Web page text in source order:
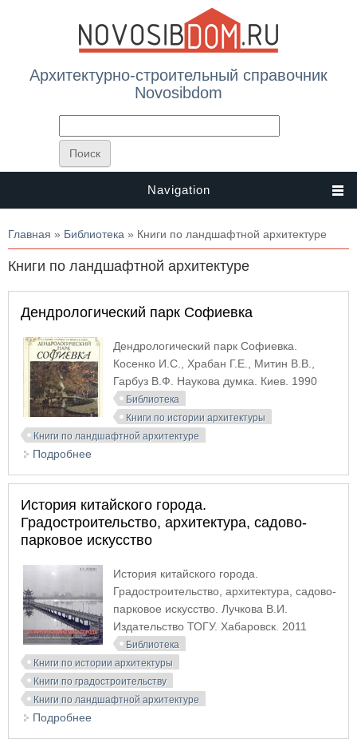
Архитектурно-строительный справочник
Novosibdom
Navigation
Вы здесь
Главная » Библиотека » Книги по ландшафтной архитектуре
Книги по ландшафтной архитектуре
Дендрологический парк Софиевка
Дендрологический парк Софиевка.
Косенко И.С., Храбан Г.Е., Митин В.В.,
Гарбуз В.Ф. Наукова думка. Киев. 1990
Библиотека
Книги по истории архитектуры
Книги по ландшафтной архитектуре
Подробнее
История китайского города.
Градостроительство, архитектура, садово-
парковое искусство
История китайского города.
Градостроительство, архитектура, садово-
парковое искусство. Лучкова В.И.
Издательство ТОГУ. Хабаровск. 2011
Библиотека
Книги по истории архитектуры
Книги по градостроительству
Книги по ландшафтной архитектуре
Подробнее